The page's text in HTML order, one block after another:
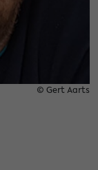
© Gert Aarts